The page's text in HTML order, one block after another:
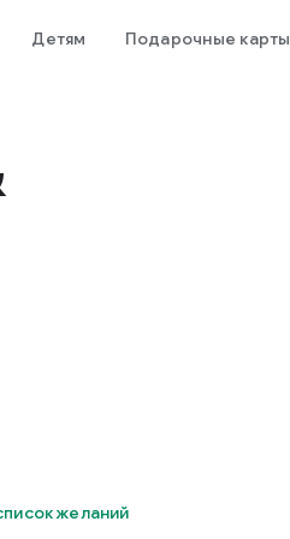
Детям Подарочные карты
желаний